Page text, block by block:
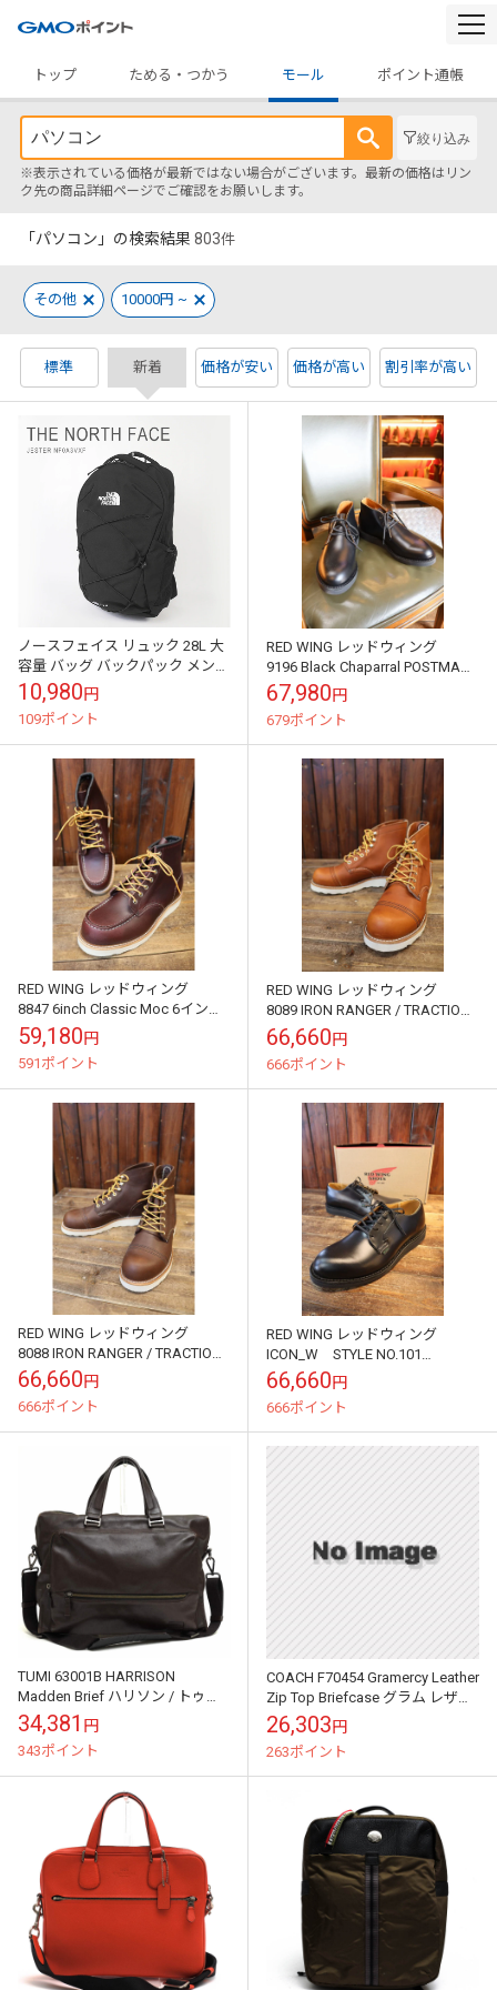
トップ
ためる・つかう モール ポイント通帳
絞り込み
※表示されている価格が最新ではない場合がございます。最新の価格はリン
ク先の商品詳細ページでご確認をお願いします。
「パソコン」の検索結果 803件
その他 10000円 ~
標準 新着 価格が安い 価格が高い 割引率が高い
ノースフェイス リュック 28L 大
容量 バッグ バックパック メンズ
デイパック ブランド ユニセック
ス 父の日 女性 男性 レ...
10,980円
109ポイント
RED WING レッドウィング
9196 Black Chaparral POSTMAN
CHUKKA ブラック シャパラル
67,980円
679ポイント
RED WING レッドウィング
8847 6inch Classic Moc 6インチ
モックトゥブーツ
59,180円
591ポイント
RED WING レッドウィング
8089 IRON RANGER / TRACTION
TRED アイアンレンジャー / トラ
ク...
66,660円
666ポイント
RED WING レッドウィング
8088 IRON RANGER / TRACTION
TRED アイアンレンジャー / トラ
66,660円
666ポイント
RED WING レッドウィング
ICON_W STYLE NO.101
POSTMAN OXFORD ポストマ
ン オックスフォ...
66,660円
666ポイント
TUMI 63001B HARRISON
Madden Brief ハリソン / トゥミ
牛革 フルグレインレザー 2WAY
ショ...
34,381 円
343ポイント
COACH F70454 Gramercy Leather
Zip Top Briefcase グラム レザー
ジップ トップ ブ...
26,303円
263ポイント